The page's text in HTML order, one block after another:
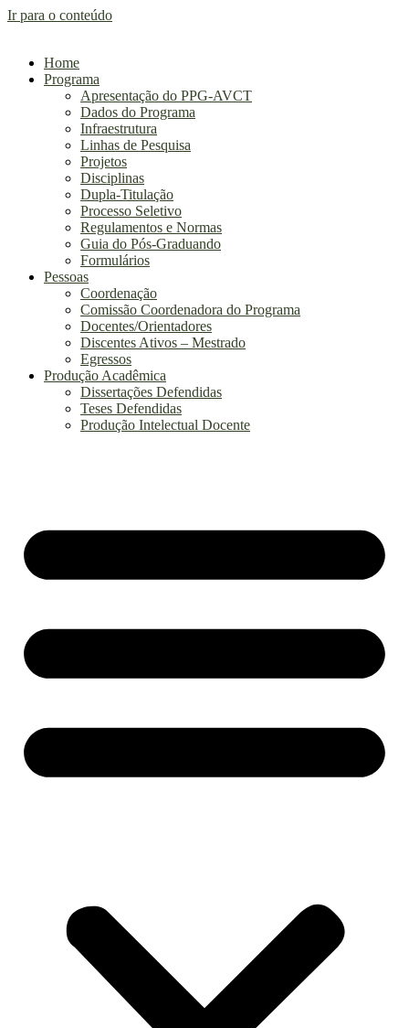
Ir para o conteúdo
Home
Programa
Apresentação do PPG-AVCT
Dados do Programa
Infraestrutura
Linhas de Pesquisa
Projetos
Disciplinas​
Dupla-Titulação
Processo Seletivo​
Regulamentos e Normas
Guia do Pós-Graduando
Formulários
Pessoas
Coordenação
Comissão Coordenadora do Programa
Docentes/Orientadores
Discentes Ativos – Mestrado
Egressos
Produção Acadêmica
Dissertações Defendidas
Teses Defendidas
Produção Intelectual Docente